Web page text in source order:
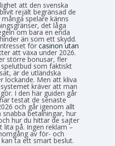
att den svenska
rejält begränsad de
spelare känns
det låga
om bara en enda
än som ett skydd.
för casinon utan
att växa under 2026.
större bonusar, fler
som faktiskt
är de utländska
lockande. Men att kliva
kräver att man
I den här guiden går
testat de senaste
och går igenom allt
betalningar, hur
hur du hittar de sajter
på. Ingen reklam –
av för- och
ta ett smart beslut.